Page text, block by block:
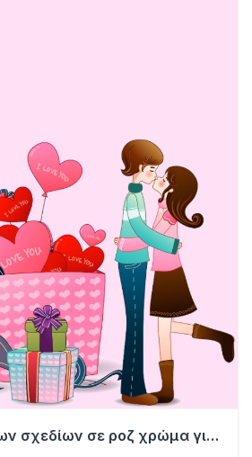
Κάρτα κινουμένων σχεδίων σε ροζ χρώμα για την Ημέρα του Αγίου Βαλεντίνου